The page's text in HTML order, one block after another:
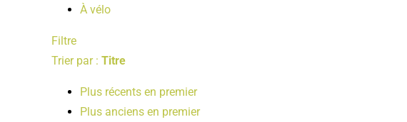
À vélo
Filtre
Trier par : Titre
Plus récents en premier
Plus anciens en premier